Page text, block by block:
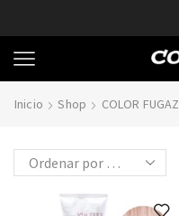
Inicio Shop COLOR FUGAZ